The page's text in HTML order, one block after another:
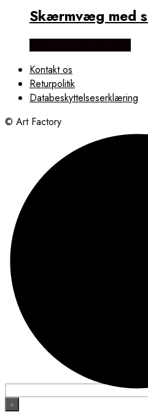
Skærmvæg med
Kontakt os
Returpolitik
Databeskyttelseserklæring
© Art Factory
×